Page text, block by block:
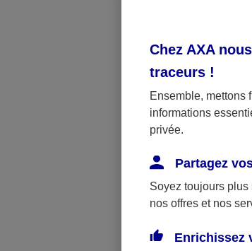
Chez AXA
traceurs !
Ensemble, mettons
informations
privée.
Partagez
Soyez toujours
nos offres et nos
Enrichissez